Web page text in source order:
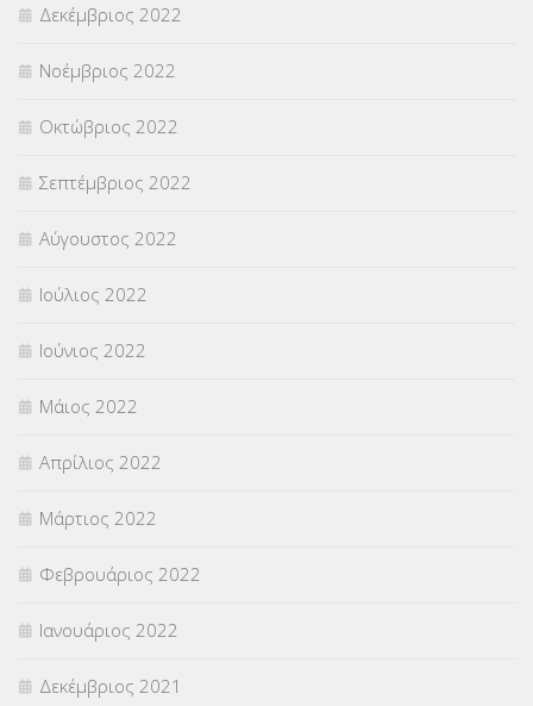
Δεκέμβριος 2022
Νοέμβριος 2022
Οκτώβριος 2022
Σεπτέμβριος 2022
Αύγουστος 2022
Ιούλιος 2022
Ιούνιος 2022
Μάιος 2022
Απρίλιος 2022
Μάρτιος 2022
Φεβρουάριος 2022
Ιανουάριος 2022
Δεκέμβριος 2021